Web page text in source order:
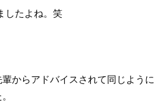
したよね。笑
からアドバイスされて同じように